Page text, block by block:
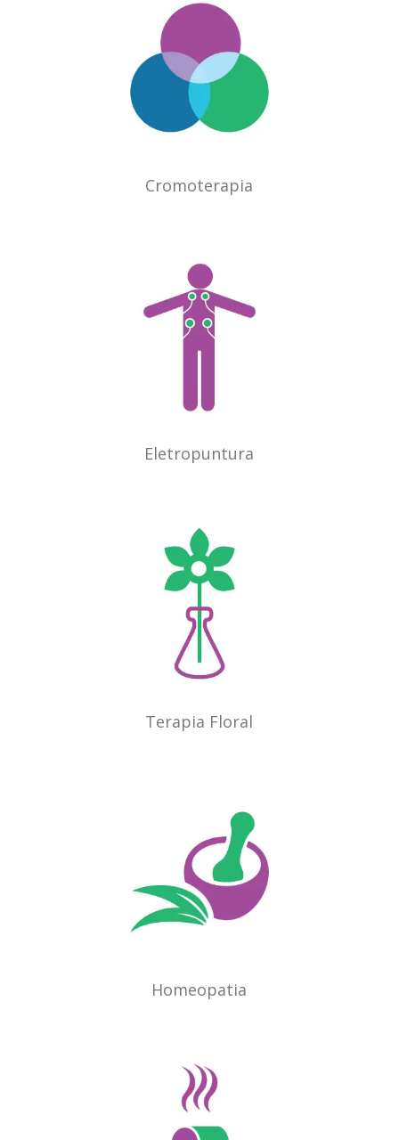
Cromoterapia
Eletropuntura
Terapia Floral
Homeopatia